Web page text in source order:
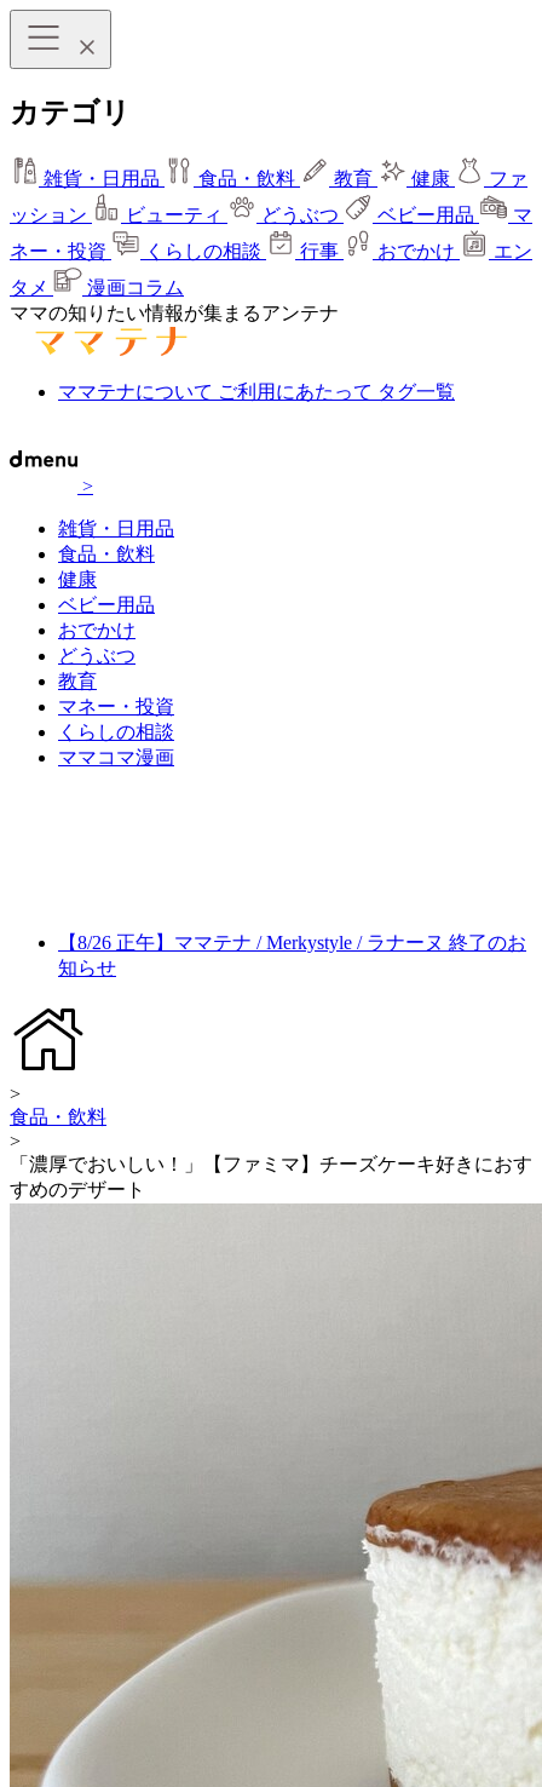
カテゴリ
雑貨・日用品 食品・飲料 教育 健康
ファ
ッション
ビューティ どうぶつ ベビー用品
マ
ネー・投資
くらしの相談 行事 おでかけ
エン
タメ
漫画コラム
ママの知りたい情報が集まるアンテナ
ママテナについて ご利用にあたって タグ一覧
>
雑貨・日用品
食品・飲料
健康
ベビー用品
おでかけ
どうぶつ
教育
マネー・投資
くらしの相談
ママコマ漫画
【8/26 正午】ママテナ / Merkystyle / ラナーヌ 終了のお
知らせ
>
食品・飲料
>
「濃厚でおいしい！」【ファミマ】チーズケーキ好きにおす
すめのデザート